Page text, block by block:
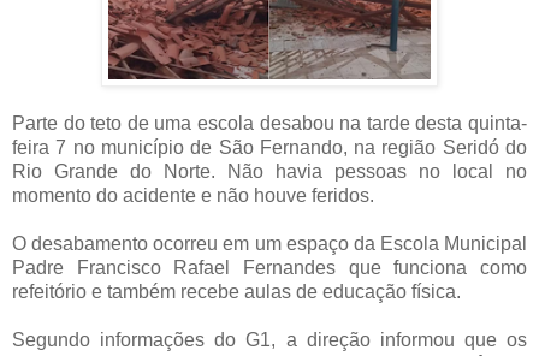
Parte do teto de uma escola desabou na tarde desta quinta-
feira 7 no município de São Fernando, na região Seridó do
Rio Grande do Norte. Não havia pessoas no local no
momento do acidente e não houve feridos.
O desabamento ocorreu em um espaço da Escola Municipal
Padre Francisco Rafael Fernandes que funciona como
refeitório e também recebe aulas de educação física.
Segundo informações do G1, a direção informou que os